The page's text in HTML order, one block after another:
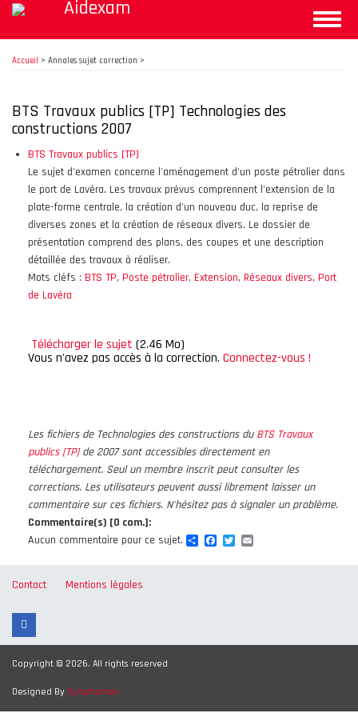
Aller
contenu
principal
Toggle
Aidexam
Accueil > Annales sujet correction >
BTS Travaux publics [TP] Technologies des
constructions 2007
BTS Travaux publics [TP]
Le sujet d'examen concerne l'aménagement d'un poste pétrolier dans
le port de Lavéra. Les travaux prévus comprennent l'extension de la
plate-forme centrale, la création d'un nouveau duc, la reprise de
diverses zones et la création de réseaux divers. Le dossier de
présentation comprend des plans, des coupes et une description
détaillée des travaux à réaliser.
Mots cléfs : BTS TP, Poste pétrolier, Extension, Réseaux divers, Port
de Lavéra
Télécharger le sujet (2.46 Mo)
Vous n'avez pas accès à la correction. Connectez-vous !
Les fichiers de Technologies des constructions du BTS Travaux
publics [TP]de 2007 sont accessibles directement en
téléchargement. Seul un membre inscrit peut consulter les
corrections. Les utilisateurs peuvent aussi librement laisser un
commentaire sur ces fichiers. N'hésitez pas à signaler un problème.
Commentaire(s) [0 com.]:
Aucun commentaire pour ce sujet.
ShareFacebook
Twitter
Contact Mentions légales
Copyright © 2026. All rights reserved
Designed By Zymphonies